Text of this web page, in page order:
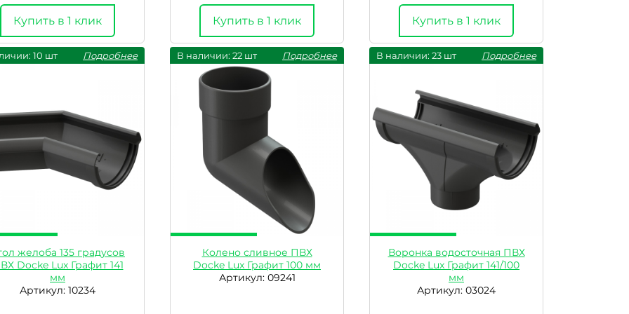
Купить в 1 клик Купить в 1 клик Купить в 1 клик
10 шт Подробнее
желоба 135 градусов
Docke Lux Графит 141
мм
Артикул: 10234
В наличии: 22 шт Подробнее
Колено сливное ПВХ
Docke Lux Графит 100 мм
Артикул: 09241
В наличии: 23 шт Подробнее
Воронка водосточная ПВХ
Docke Lux Графит 141/100
мм
Артикул: 03024